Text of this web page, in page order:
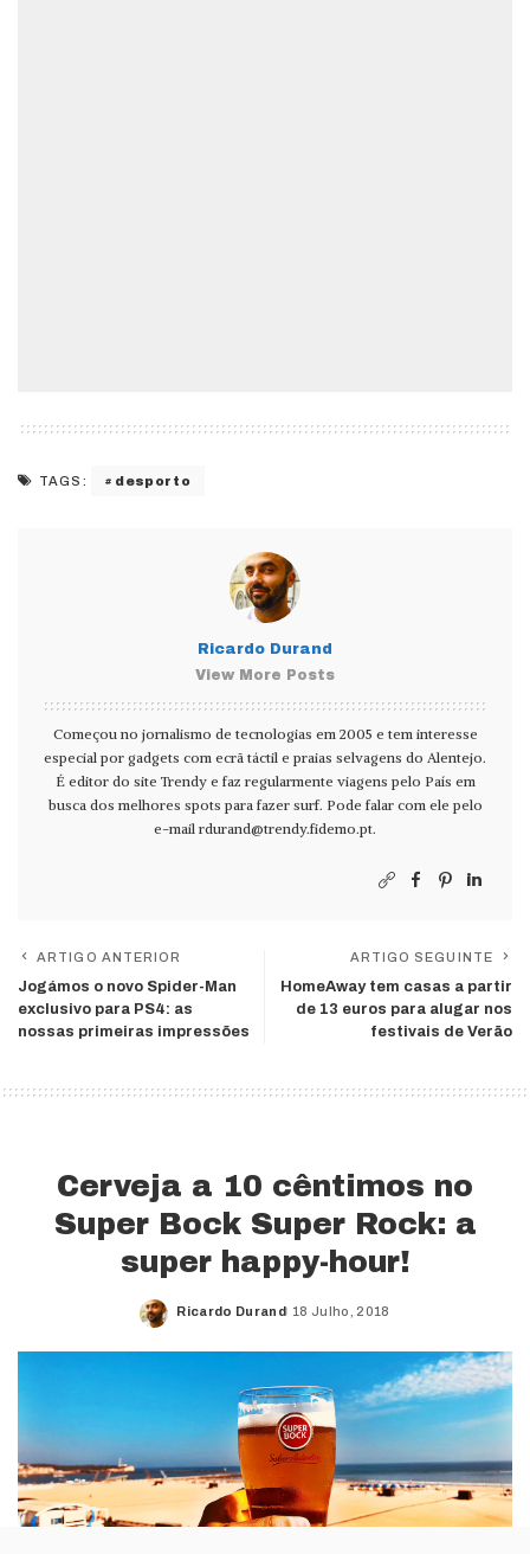
TAGS: desporto
Ricardo Durand
View More Posts
Começou no jornalismo de tecnologias em 2005 e tem interesse
especial por gadgets com ecrã táctil e praias selvagens do Alentejo.
É editor do site Trendy e faz regularmente viagens pelo País em
busca dos melhores spots para fazer surf. Pode falar com ele pelo
e-mail rdurand@trendy.fidemo.pt.
ARTIGO ANTERIOR
Jogámos o novo Spider-Man
exclusivo para PS4: as
nossas primeiras impressões
ARTIGO SEGUINTE
HomeAway tem casas a partir
de 13 euros para alugar nos
festivais de Verão
Cerveja a 10 cêntimos no
Super Bock Super Rock: a
super happy-hour!
Posted
Ricardo Durand 18 Julho, 2018